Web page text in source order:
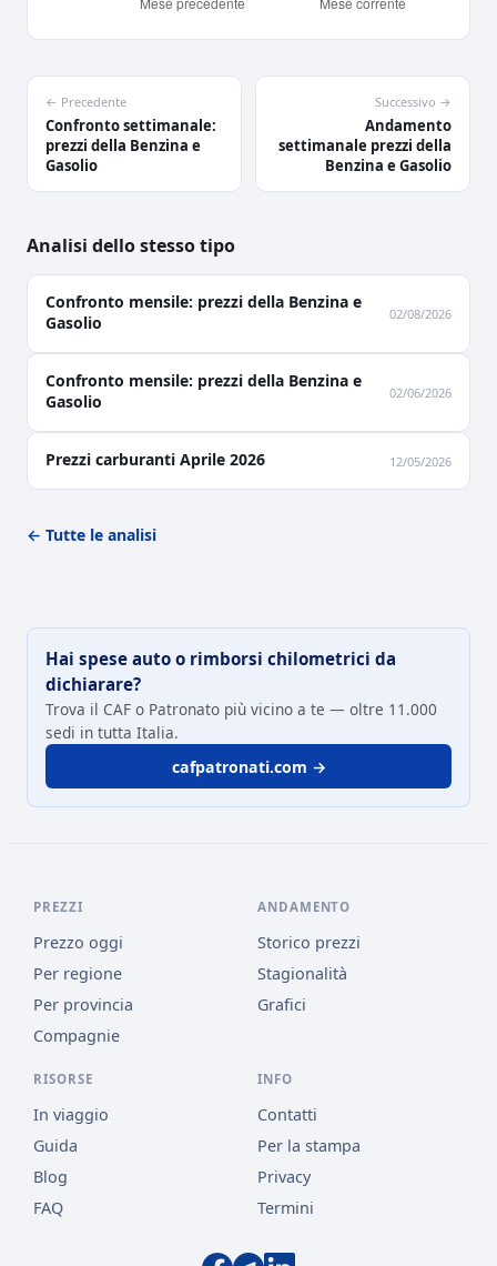
← Precedente
Confronto settimanale:
prezzi della Benzina e
Gasolio
Successivo →
Andamento
settimanale prezzi della
Benzina e Gasolio
Analisi dello stesso tipo
Confronto mensile: prezzi della Benzina e
Gasolio
02/08/2026
Confronto mensile: prezzi della Benzina e
Gasolio
02/06/2026
Prezzi carburanti Aprile 2026 12/05/2026
← Tutte le analisi
Hai spese auto o rimborsi chilometrici da
dichiarare?
Trova il CAF o Patronato più vicino a te — oltre 11.000
sedi in tutta Italia.
cafpatronati.com →
PREZZI
Prezzo oggi
Per regione
Per provincia
Compagnie
ANDAMENTO
Storico prezzi
Stagionalità
Grafici
RISORSE
In viaggio
Guida
Blog
FAQ
INFO
Contatti
Per la stampa
Privacy
Termini